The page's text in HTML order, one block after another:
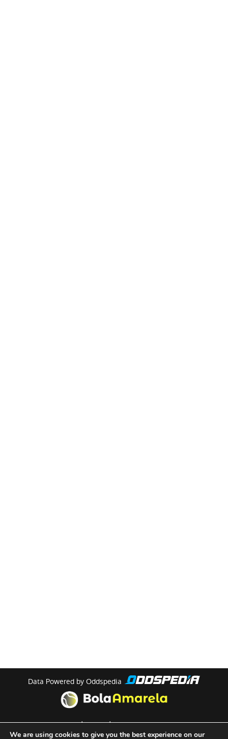
Data Powered by Oddspedia
theme bymeow
We are using cookies to give you the best experience on our